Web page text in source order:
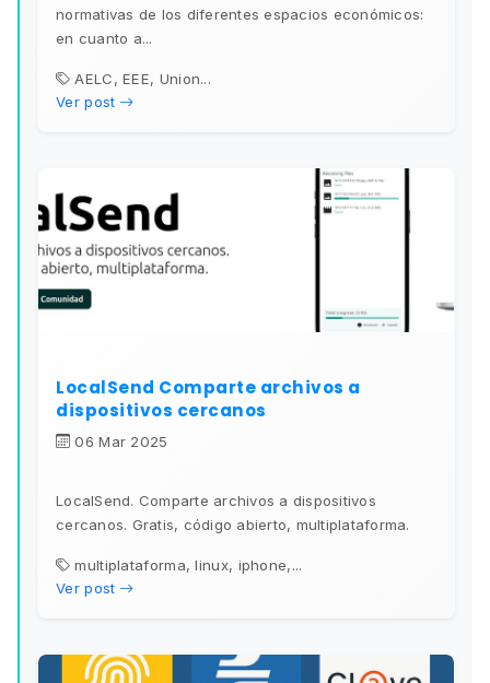
normativas de los diferentes espacios económicos:
en cuanto a...
AELC, EEE, Union...
Ver post
LocalSend Comparte archivos a
dispositivos cercanos
06 Mar 2025
LocalSend. Comparte archivos a dispositivos
cercanos. Gratis, código abierto, multiplataforma.
multiplataforma, linux, iphone,...
Ver post